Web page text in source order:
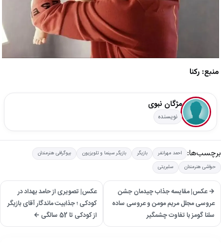
منبع: رکنا
مژگان نبوی
نویسنده
برچسب‌ها: احمد مهرانفر بازیگر بازیگر سینما و تلویزیون
بیوگرافی هنرمندان
حواشی هنرمندان
سلبریتی
→ عکس| مقایسه جذاب چیدمان جشن
عروسی مجلل مریم مومن و عروسی ساده
سلنا گومز با تفاوت چشمگیر
عکس| تصویری از حامد بهداد در
کودکی ؛ جذابیت ماندگار آقای بازیگر
از کودکی تا 52 سالگی ←